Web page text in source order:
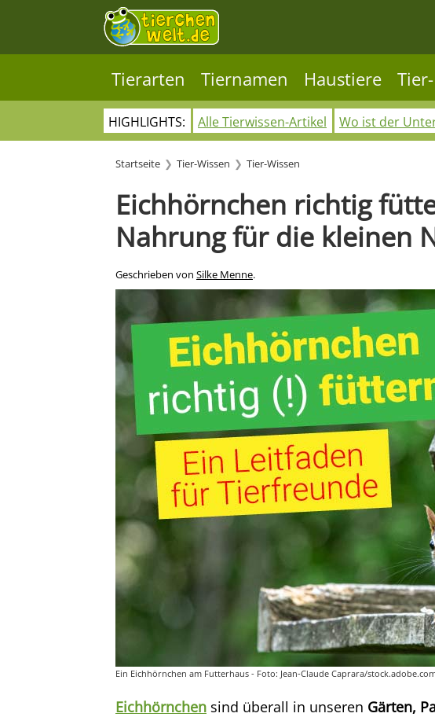
Tierarten Tiernamen Haustiere
HIGHLIGHTS: Alle Tierwissen-Artikel Wo ist der
Startseite Tier-Wissen Tier-Wissen
Eichhörnchen richtig
Nahrung für die kleinen
Geschrieben von Silke Menne.
Ein Eichhörnchen am Futterhaus - Foto: Jean-Claude Caprara/
Eichhörnchen sind überall in unseren Gärten,